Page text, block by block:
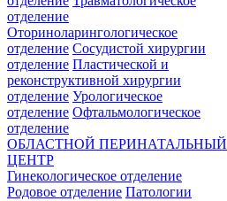
отделение
Оториноларингологическое
отделение Сосудистой хирургии
отделение Пластической и
реконструктивной хирургии
отделение Урологическое
отделение Офтальмологическое
отделение
ОБЛАСТНОЙ ПЕРИНАТАЛЬНЫЙ
ЦЕНТР
Гинекологическое отделение
Родовое отделение Патологии